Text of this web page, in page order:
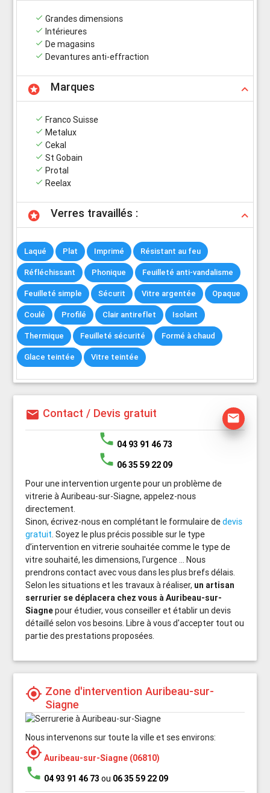
done Grandes dimensions
done Intérieures
done De magasins
done Devantures anti-effraction
stars keyboard_arrow_up
Marques
done Franco Suisse
done Metalux
done Cekal
done St Gobain
done Protal
done Reelax
stars keyboard_arrow_up
Verres travaillés :
Laqué Plat Imprimé Résistant au feu
Réfléchissant Phonique Feuilleté anti-vandalisme
Feuilleté simple Sécurit Vitre argentée Opaque
Coulé Profilé Clair antireflet Isolant
Thermique Feuilleté sécurité Formé à chaud
Glace teintée Vitre teintée
mail Contact / Devis gratuit mail
phone 04 93 91 46 73
phone 06 35 59 22 09
Pour une intervention urgente pour un problème de
vitrerie à Auribeau-sur-Siagne, appelez-nous
directement.
Sinon, écrivez-nous en complétant le formulaire dedevis
gratuit. Soyez le plus précis possible sur le type
d’intervention en vitrerie souhaitée comme le type de
vitre souhaité, les dimensions, l'urgence ... Nous
prendrons contact avec vous dans les plus brefs délais.
Selon les situations et les travaux à réaliser, un artisan
serrurier se déplacera chez vous à Auribeau-sur-
Siagnepour étudier, vous conseiller et établir un devis
détaillé selon vos besoins. Libre à vous d'accepter tout ou
partie des prestations proposées.
my_location Zone d'intervention Auribeau-sur-
Siagne
Nous intervenons sur toute la ville et ses environs:
my_location Auribeau-sur-Siagne (06810)
phone 04 93 91 46 73 ou 06 35 59 22 09